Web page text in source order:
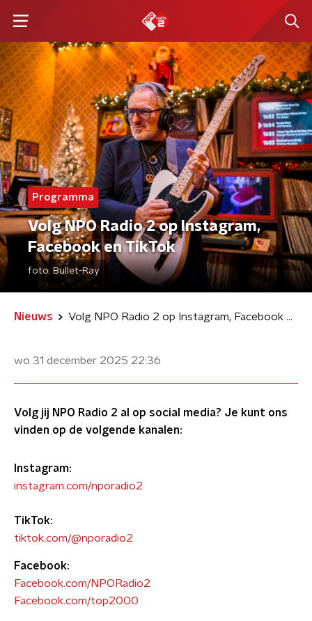
Programma
Volg NPO Radio 2 op Instagram,
Facebook en TikTok
foto: Bullet-Ray
Nieuws Volg NPO Radio 2 op Instagram, Facebook en TikTok
wo 31 december 2025 22:36
Volg jij NPO Radio 2 al op social media? Je kunt ons
vinden op de volgende kanalen:
Instagram:
instagram.com/nporadio2
TikTok:
tiktok.com/@nporadio2
Facebook:
Facebook.com/NPORadio2
Facebook.com/top2000